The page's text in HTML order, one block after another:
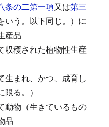
条の二第一項又は第三
いう。以下同じ。）に
産品
収穫された植物性生産
生まれ、かつ、成育し
る。）
動物（生きているもの
品